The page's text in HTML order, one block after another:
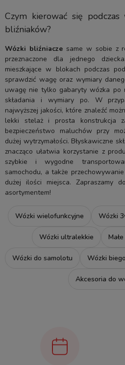
Czym kierować się
bliźniaków?
Wózki bliźniaczesame w sobie z
przeznaczone dla jednego
mieszkające w blokach podczas
sprawdzić wagę oraz wymiary
uwagę nie tylko gabaryty wózka po
składania i wymiary po. W
najwyższej jakości, które znaleźć
lekki stelaż i prosta konstrukcja
bezpieczeństwo maluchów przy
dużej wytrzymałości. Błyskawiczne
znacząco ułatwia korzystanie z
szybkie i wygodne
samochodu, a także
dużej ilości miejsca. Zapraszamy
asortymentem!
Wózki wielofunkcyjne Wózki
Wózki ultralekkie
Wózki do samolotu Wózki
Akcesoria do